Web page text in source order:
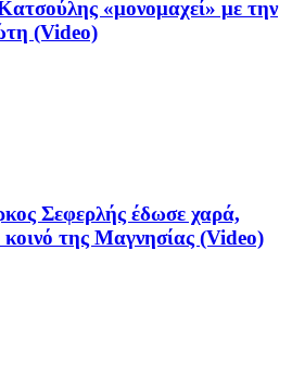
«μονομαχεί» με την
(Video)
Σεφερλής έδωσε χαρά,
της Μαγνησίας (Video)